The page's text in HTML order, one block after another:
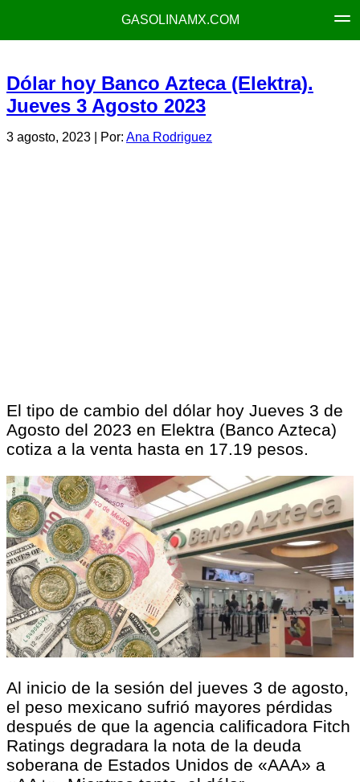
GASOLINAMX.COM
Dólar hoy Banco Azteca (Elektra).
Jueves 3 Agosto 2023
3 agosto, 2023 | Por: Ana Rodriguez
El tipo de cambio del dólar hoy Jueves 3 de
Agosto del 2023 en Elektra (Banco Azteca)
cotiza a la venta hasta en 17.19 pesos.
Al inicio de la sesión del jueves 3 de agosto,
el peso mexicano sufrió mayores pérdidas
después de que la agencia calificadora Fitch
Ratings degradara la nota de la deuda
soberana de Estados Unidos de «AAA» a